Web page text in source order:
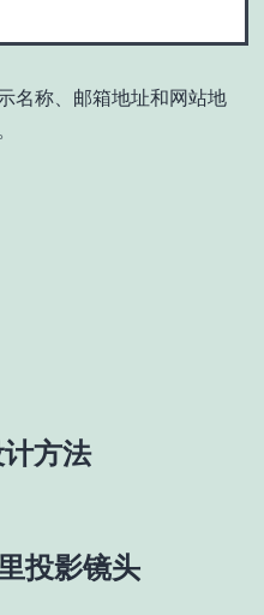
名称、邮箱地址和网站地
方法
投影镜头